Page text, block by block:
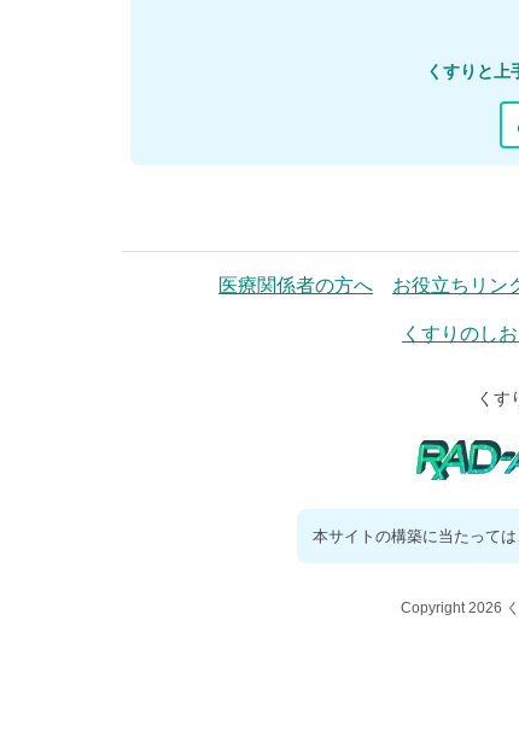
くすりと上
医療関係者の方へ お役立ちリン
くすりのし
くす
本サイトの構築に当たっては
Copyright 2026